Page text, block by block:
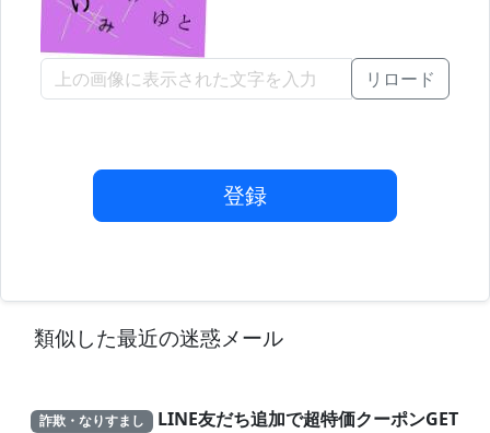
リロード
登録
類似した最近の迷惑メール
詐欺・なりすまし LINE友だち追加で超特価クーポンGET